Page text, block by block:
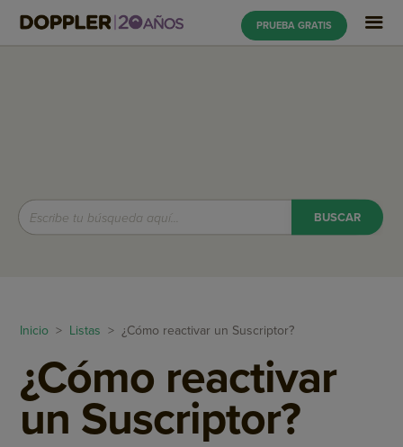
PRUEBA GRATIS
Inicio > Listas > ¿Cómo reactivar un Suscriptor?
¿Cómo reactivar
un Suscriptor?